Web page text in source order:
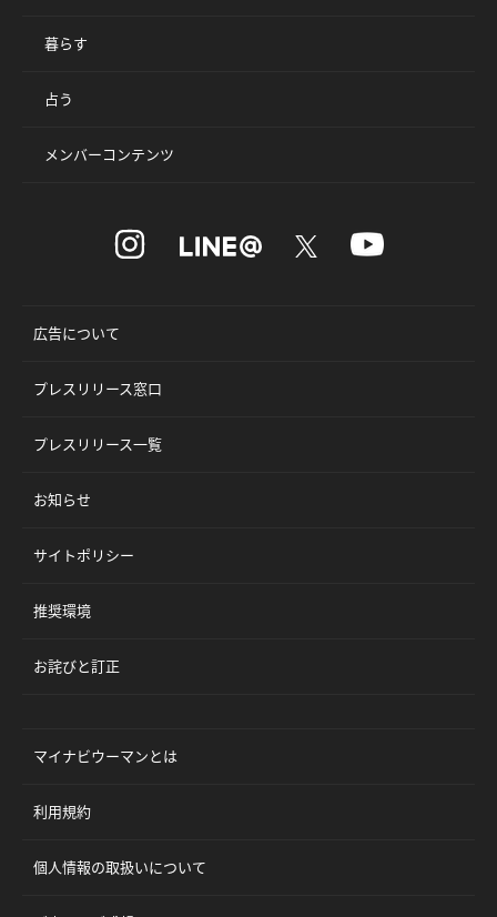
暮らす
占う
メンバーコンテンツ
広告について
プレスリリース窓口
プレスリリース一覧
お知らせ
サイトポリシー
推奨環境
お詫びと訂正
マイナビウーマンとは
利用規約
個人情報の取扱いについて